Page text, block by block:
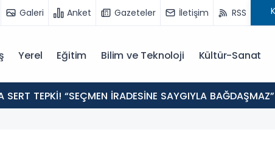
Galeri Anket Gazeteler İletişim RSS
Yerel Eğitim Bilim ve Teknoloji Kültür-Sanat
SERT TEPKİ! “SEÇMEN İRADESİNE SAYGIYLA BAĞDAŞMAZ”